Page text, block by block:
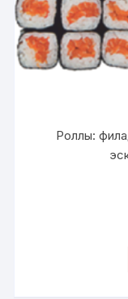
Роллы: